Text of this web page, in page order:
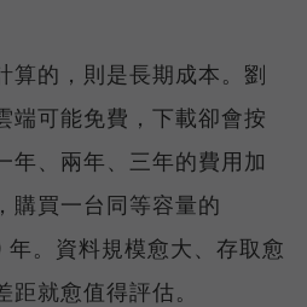
算的，則是長期成本。劉
端可能免費，下載卻會按
年、兩年、三年的費用加
購買一台同等容量的
。資料規模愈大、存取愈
就愈值得評估。